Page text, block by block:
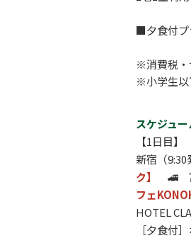
■夕食付プ
※消費税・
※小学生以
スケジュー
【1日目】
新宿（
ク】 🚄
フェ
HOTEL
［夕食付